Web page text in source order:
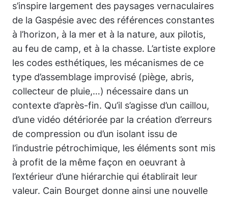
s’inspire largement des paysages vernaculaires
de la Gaspésie avec des références constantes
à l’horizon, à la mer et à la nature, aux pilotis,
au feu de camp, et à la chasse. L’artiste explore
les codes esthétiques, les mécanismes de ce
type d’assemblage improvisé (piège, abris,
collecteur de pluie,…) nécessaire dans un
contexte d’après-fin. Qu’il s’agisse d’un caillou,
d’une vidéo détériorée par la création d’erreurs
de compression ou d’un isolant issu de
l’industrie pétrochimique, les éléments sont mis
à profit de la même façon en oeuvrant à
l’extérieur d’une hiérarchie qui établirait leur
valeur. Cain Bourget donne ainsi une nouvelle